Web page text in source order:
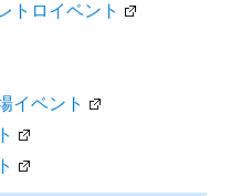
トロイベント
イベント